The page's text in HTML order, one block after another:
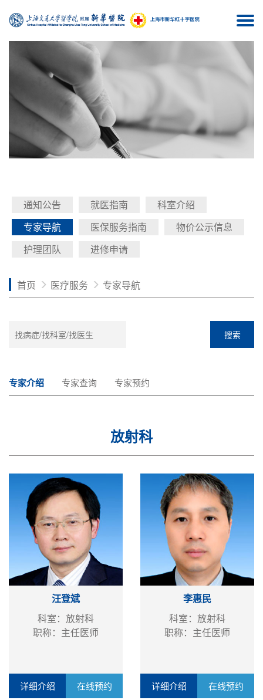
通知公告 就医指南
科室介绍
专家导航
医保服务指南
物价公示信息
护理团队
进修申请
首页 医疗服务 专家导航
搜索
专家介绍 专家查询 专家预约
放射科
汪登斌
科室：放射科
职称：主任医师
详细介绍 在线预约
李惠民
科室：放射科
职称：主任医师
详细介绍 在线预约